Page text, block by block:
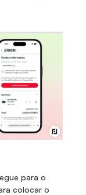
para o
colocar o